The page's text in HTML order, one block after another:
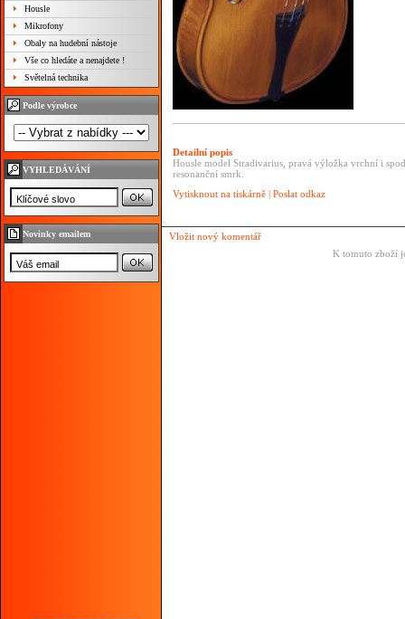
Housle
Mikrofony
Obaly na hudební nástoje
Vše co hledáte a nenajdete !
Světelná technika
Podle výrobce
VYHLEDÁVÁNÍ
Novinky emailem
Detailní popis
Housle model Stradivarius, pravá výložka vrchní i
resonanční smrk.
Vytisknout na tiskárně | Poslat odkaz
Vložit nový komentář
K tomuto zboží